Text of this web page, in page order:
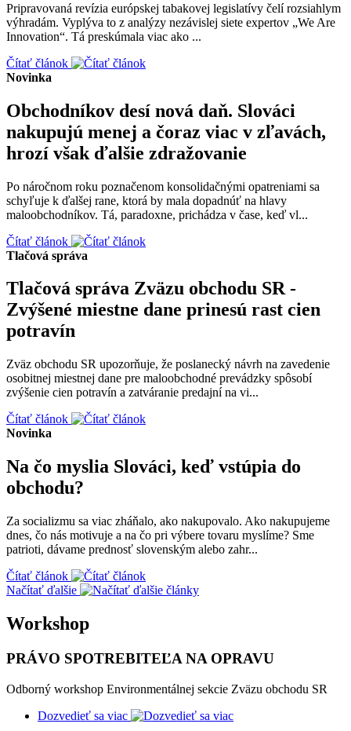
Pripravovaná revízia európskej tabakovej legislatívy čelí rozsiahlym
výhradám. Vyplýva to z analýzy nezávislej siete expertov „We Are
Innovation“. Tá preskúmala viac ako ...
Čítať článok
Novinka
Obchodníkov desí nová daň. Slováci
nakupujú menej a čoraz viac v zľavách,
hrozí však ďalšie zdražovanie
Po náročnom roku poznačenom konsolidačnými opatreniami sa
schyľuje k ďalšej rane, ktorá by mala dopadnúť na hlavy
maloobchodníkov. Tá, paradoxne, prichádza v čase, keď vl...
Čítať článok
Tlačová správa
Tlačová správa Zväzu obchodu SR -
Zvýšené miestne dane prinesú rast cien
potravín
Zväz obchodu SR upozorňuje, že poslanecký návrh na zavedenie
osobitnej miestnej dane pre maloobchodné prevádzky spôsobí
zvýšenie cien potravín a zatváranie predajní na vi...
Čítať článok
Novinka
Na čo myslia Slováci, keď vstúpia do
obchodu?
Za socializmu sa viac zháňalo, ako nakupovalo. Ako nakupujeme
dnes, čo nás motivuje a na čo pri výbere tovaru myslíme? Sme
patrioti, dávame prednosť slovenským alebo zahr...
Čítať článok
Načítať ďalšie
Workshop
PRÁVO SPOTREBITEĽA NA OPRAVU
Odborný workshop Environmentálnej sekcie Zväzu obchodu SR
Dozvedieť sa viac